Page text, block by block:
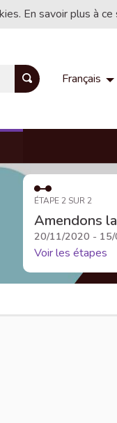
En savoir plus à
Français
ÉTAPE 2 SUR 2
Amendons
20/11/2020 -
Voir les étapes